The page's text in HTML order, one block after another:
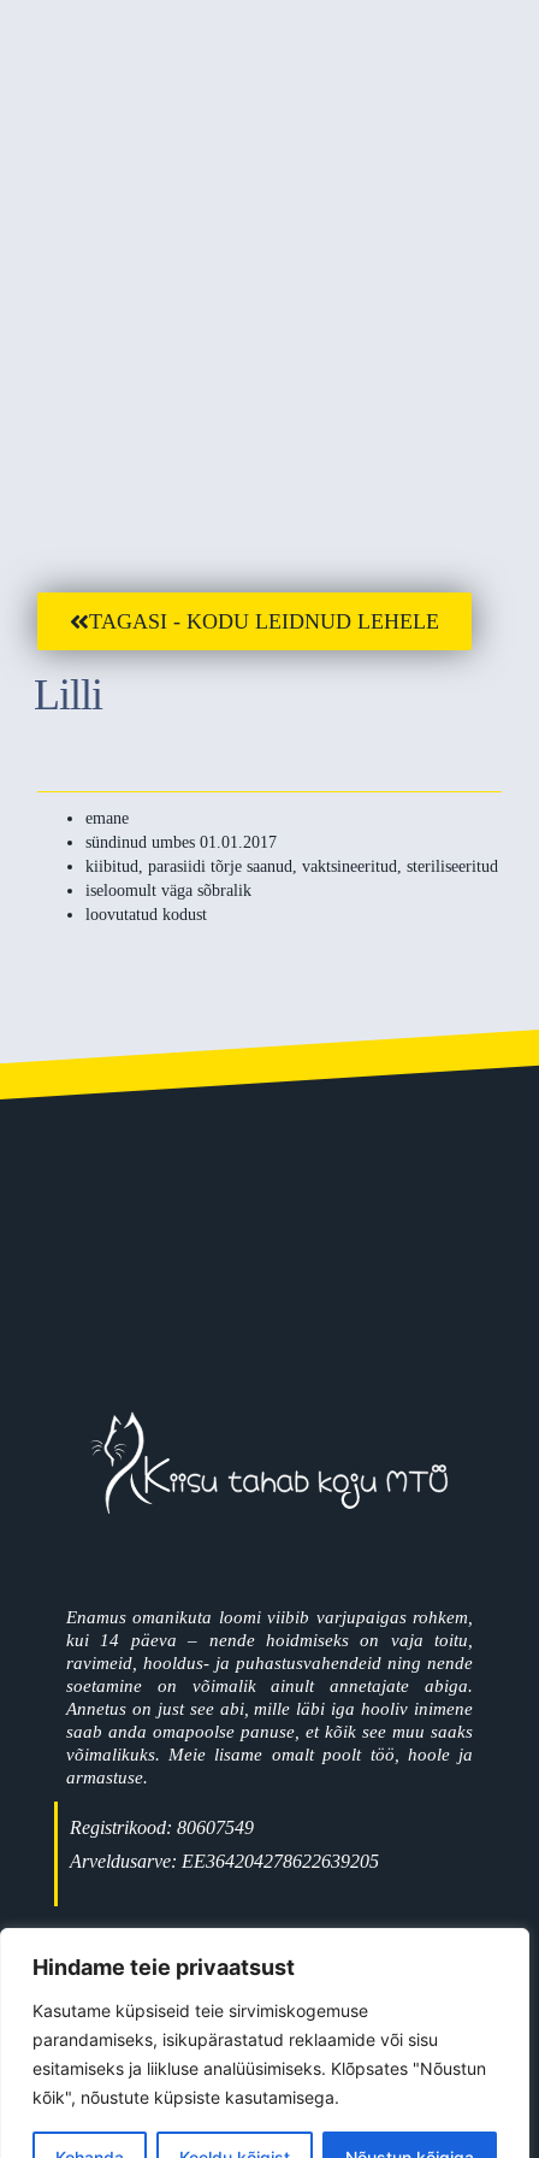
Hindame teie privaatsust
Kasutame küpsiseid teie sirvimiskogemuse
parandamiseks, isikupärastatud reklaamide või sisu
esitamiseks ja liikluse analüüsimiseks. Klõpsates "Nõustun
kõik", nõustute küpsiste kasutamisega.
TAGASI - KODU LEIDNUD LEHELE
Lilli
emane
sündinud umbes 01.01.2017
kiibitud, parasiidi tõrje saanud, vaktsineeritud, steriliseeritud
iseloomult väga sõbralik
loovutatud kodust
Enamus omanikuta loomi viibib varjupaigas rohkem,
kui 14 päeva – nende hoidmiseks on vaja toitu,
ravimeid, hooldus- ja puhastusvahendeid ning nende
soetamine on võimalik ainult annetajate abiga.
Annetus on just see abi, mille läbi iga hooliv inimene
saab anda omapoolse panuse, et kõik see muu saaks
võimalikuks. Meie lisame omalt poolt töö, hoole ja
armastuse.
Registrikood: 80607549
Arveldusarve: EE364204278622639205
ave@kiisutahabkoju.ee
©2026 All Rights Reserved